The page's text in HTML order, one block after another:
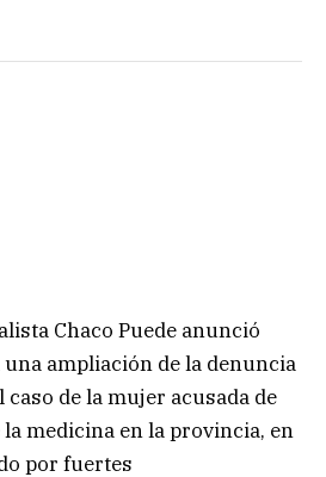
Chaco Puede anunció
ampliación de la denuncia
de la mujer acusada de
medicina en la provincia, en
por fuertes